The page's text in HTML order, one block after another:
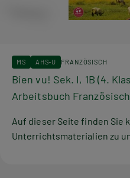
MS AHS-U FRANZÖSISCH
Bien vu! Sek. I, 1B (4.
Arbeitsbuch
Auf dieser Seite finden Sie
Unterrichtsmaterialien zu